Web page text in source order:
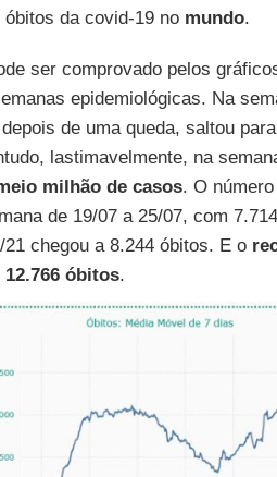
da covid-19 no mundo.
ser comprovado pelos
epidemiológicas. Na
de uma queda, saltou
lastimavelmente, na
milhão de casos. O
de 19/07 a 25/07, com 7.714
chegou a 8.244 óbitos. E o
12.766 óbitos.